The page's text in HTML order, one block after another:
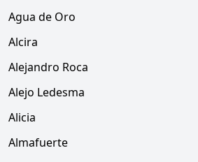
Agua de Oro
Alcira
Alejandro Roca
Alejo Ledesma
Alicia
Almafuerte